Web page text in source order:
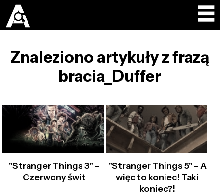
Znaleziono artykuły z frazą
bracia_Duffer
"Stranger Things 3" –
Czerwony świt
"Stranger Things 5" – A
więc to koniec! Taki
koniec?!